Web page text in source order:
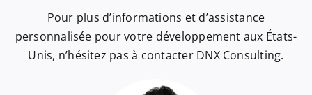
Pour plus d’informations et d’assistance
personnalisée pour votre développement aux États-
Unis, n’hésitez pas à contacter DNX Consulting.